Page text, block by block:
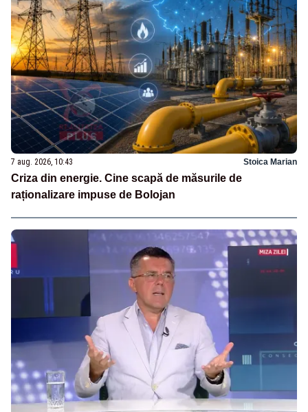
7 aug. 2026, 10:43 Stoica Marian
Criza din energie. Cine scapă de măsurile de
raționalizare impuse de Bolojan